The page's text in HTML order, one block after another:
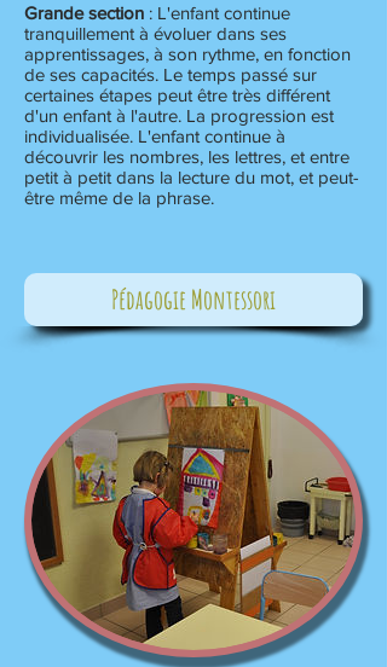
Grande section : L'enfant continue
tranquillement à évoluer dans ses
apprentissages, à son rythme, en fonction
de ses capacités. Le temps passé sur
certaines étapes peut être très différent
d'un enfant à l'autre. La progression est
individualisée. L'enfant continue à
découvrir les nombres, les lettres, et entre
petit à petit dans la lecture du mot, et peut-
être même de la phrase.
Pédagogie Montessori